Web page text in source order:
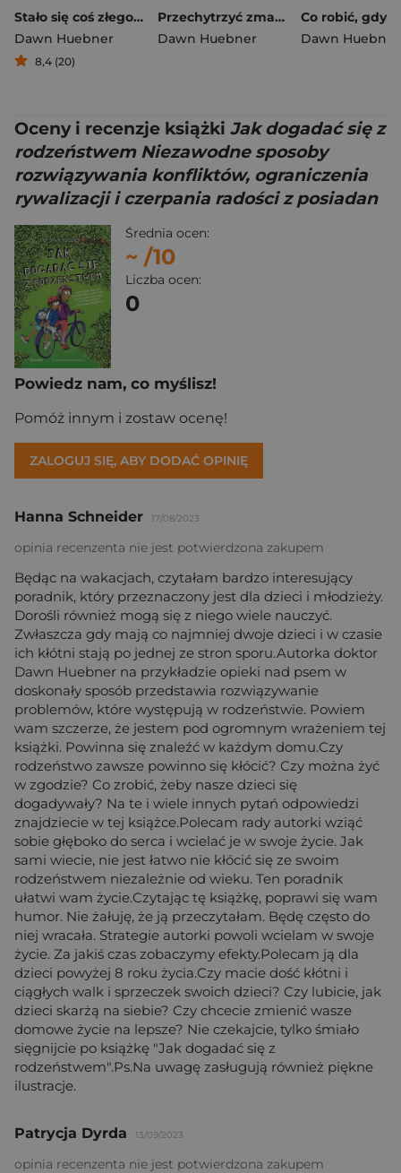
Stało się coś złego Jak sobie radzić ze złymi wiadomościami
Dawn Huebner
8,4 (20)
Przechytrzyć zmartwienia Jak radzić sobie z lękami
Dawn Huebner
Dawn Huebner
Oceny i recenzje książki Jak dogadać się z
rodzeństwem Niezawodne sposoby
rozwiązywania konfliktów, ograniczenia
rywalizacji i czerpania radości z posiadan
Średnia ocen:
~ /10
Liczba ocen:
0
Powiedz nam, co myślisz!
Pomóż innym i zostaw ocenę!
ZALOGUJ SIĘ, ABY DODAĆ OPINIĘ
Hanna Schneider 17/08/2023
opinia recenzenta nie jest potwierdzona zakupem
Będąc na wakacjach, czytałam bardzo interesujący
poradnik, który przeznaczony jest dla dzieci i młodzieży.
Dorośli również mogą się z niego wiele nauczyć.
Zwłaszcza gdy mają co najmniej dwoje dzieci i w czasie
ich kłótni stają po jednej ze stron sporu.Autorka doktor
Dawn Huebner na przykładzie opieki nad psem w
doskonały sposób przedstawia rozwiązywanie
problemów, które występują w rodzeństwie. Powiem
wam szczerze, że jestem pod ogromnym wrażeniem tej
książki. Powinna się znaleźć w każdym domu.Czy
rodzeństwo zawsze powinno się kłócić? Czy można żyć
w zgodzie? Co zrobić, żeby nasze dzieci się
dogadywały? Na te i wiele innych pytań odpowiedzi
znajdziecie w tej książce.Polecam rady autorki wziąć
sobie głęboko do serca i wcielać je w swoje życie. Jak
sami wiecie, nie jest łatwo nie kłócić się ze swoim
rodzeństwem niezależnie od wieku. Ten poradnik
ułatwi wam życie.Czytając tę książkę, poprawi się wam
humor. Nie żałuję, że ją przeczytałam. Będę często do
niej wracała. Strategie autorki powoli wcielam w swoje
życie. Za jakiś czas zobaczymy efekty.Polecam ją dla
dzieci powyżej 8 roku życia.Czy macie dość kłótni i
ciągłych walk i sprzeczek swoich dzieci? Czy lubicie, jak
dzieci skarżą na siebie? Czy chcecie zmienić wasze
domowe życie na lepsze? Nie czekajcie, tylko śmiało
sięgnijcie po książkę "Jak dogadać się z
rodzeństwem".Ps.Na uwagę zasługują również piękne
ilustracje.
Patrycja Dyrda 13/09/2023
opinia recenzenta nie jest potwierdzona zakupem